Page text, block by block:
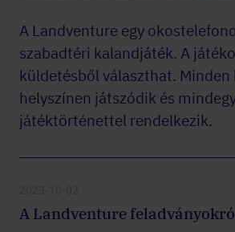
A Landventure egy
szabadtéri kalandjáték. A
küldetésből választhat. Minden
helyszínen játszódik és
játéktörténettel rendelkezik.
A Landventure